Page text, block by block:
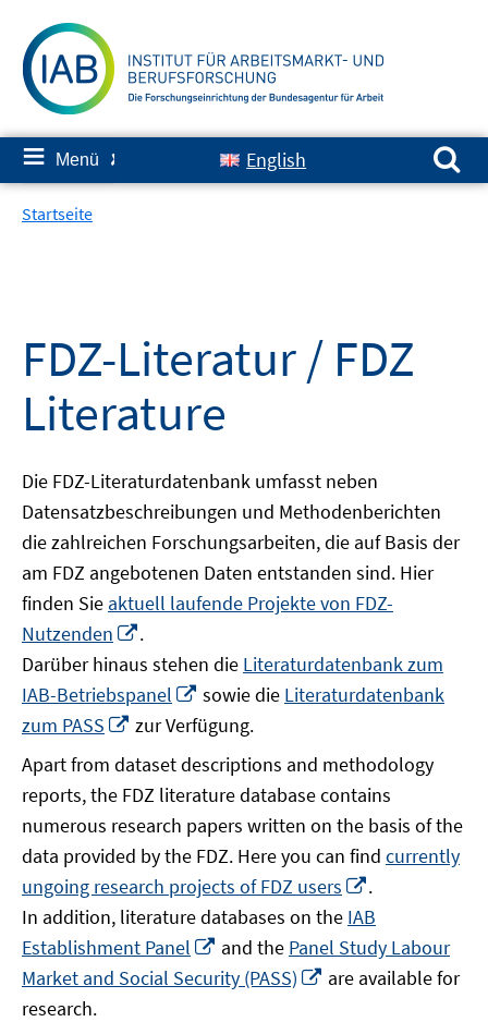
zum
Inhalt
≡ Menü ✘ English
Suchen nach:
Startseite
FDZ-Literatur / FDZ
Literature
Die FDZ-Literaturdatenbank umfasst neben
Datensatzbeschreibungen und Methodenberichten
die zahlreichen Forschungsarbeiten, die auf Basis der
am FDZ angebotenen Daten entstanden sind. Hier
finden Sie aktuell laufende Projekte von FDZ-
Nutzenden
neuem
Fenster
öffnen
.
Darüber hinaus stehen die Literaturdatenbank zum
IAB-Betriebspanel
In
neuem
Fenster
öffnen
sowie die Literaturdatenbank
zum PASS
In
Fenster
öffnen
zur Verfügung.
Apart from dataset descriptions and methodology
reports, the FDZ literature database contains
numerous research papers written on the basis of the
data provided by the FDZ. Here you can find currently
ungoing research projects of FDZ users
neuem
Fenster
öffnen
.
In addition, literature databases on the IAB
Establishment Panel
In
neuem
Fenster
and the Panel Study Labour
Market and Social Security (PASS)
In
are available for
research.